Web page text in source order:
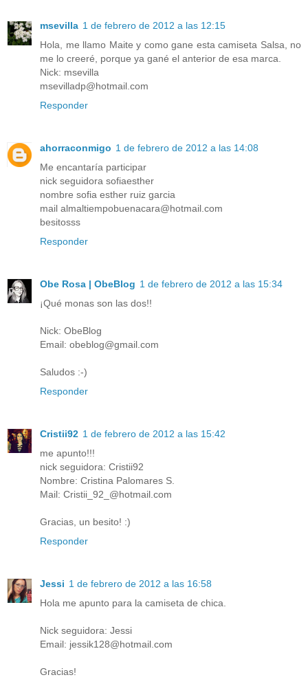
msevilla 1 de febrero de 2012 a las 12:15
Hola, me llamo Maite y como gane esta camiseta Salsa, no
me lo creeré, porque ya gané el anterior de esa marca.
Nick: msevilla
msevilladp@hotmail.com
Responder
ahorraconmigo 1 de febrero de 2012 a las 14:08
Me encantaría participar
nick seguidora sofiaesther
nombre sofia esther ruiz garcia
mail almaltiempobuenacara@hotmail.com
besitosss
Responder
Obe Rosa | ObeBlog 1 de febrero de 2012 a las 15:34
¡Qué monas son las dos!!
Nick: ObeBlog
Email: obeblog@gmail.com
Saludos :-)
Responder
Cristii92 1 de febrero de 2012 a las 15:42
me apunto!!!
nick seguidora: Cristii92
Nombre: Cristina Palomares S.
Mail: Cristii_92_@hotmail.com
Gracias, un besito! :)
Responder
Jessi 1 de febrero de 2012 a las 16:58
Hola me apunto para la camiseta de chica.
Nick seguidora: Jessi
Email: jessik128@hotmail.com
Gracias!